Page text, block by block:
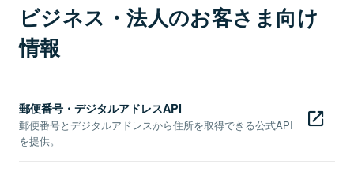
ビジネス・法人のお客さま向け
情報
郵便番号・デジタルアドレスAPI
郵便番号とデジタルアドレスから住所を取得できる公式API
を提供。